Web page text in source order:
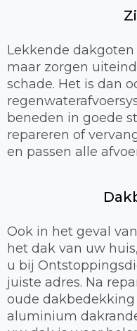
Lekkende
maar zorgen
schade. Het is dan
beneden in goede
repareren of
en passen alle
Ook in het geval
het dak van uw
u bij
juiste adres. Na
oude
aluminium